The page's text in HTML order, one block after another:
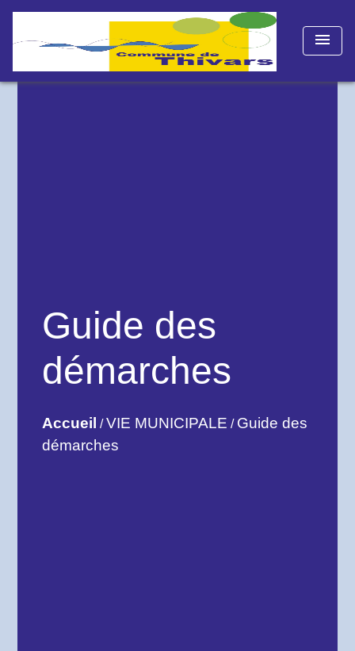
menu
Guide des
démarches
Accueil /VIE MUNICIPALE / Guide des
démarches